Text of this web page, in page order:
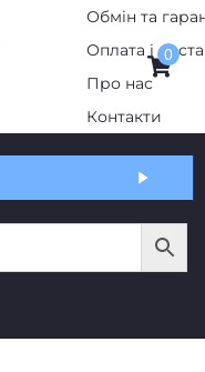
Обмін та
Оплата і
Про нас
Контакти
0